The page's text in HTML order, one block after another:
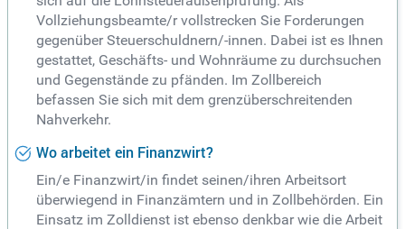
Vollziehungsbeamte/r vollstrecken Sie Forderungen
gegenüber Steuerschuldnern/-innen. Dabei ist es Ihnen
gestattet, Geschäfts- und Wohnräume zu durchsuchen
und Gegenstände zu pfänden. Im Zollbereich
befassen Sie sich mit dem grenzüberschreitenden
Nahverkehr.
Wo arbeitet ein Finanzwirt?
Ein/e Finanzwirt/in findet seinen/ihren Arbeitsort
überwiegend in Finanzämtern und in Zollbehörden. Ein
Einsatz im Zolldienst ist ebenso denkbar wie die Arbeit